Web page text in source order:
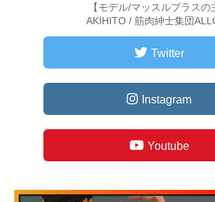
【モデル/マッスルプラスの
AKIHITO / 筋肉紳士集団
Twitter
Instagram
Youtube